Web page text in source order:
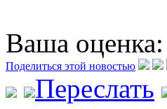
Ваша оценка:
Поделиться этой новостью
Переслать